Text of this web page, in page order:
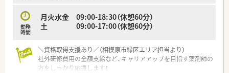
務できる環境が整えられています。
■車通勤も可能となっており、ご自身のライフスタイルに合わせ
た通勤方法を選択できます。
【想定される業務内容】
■外来処方箋の調剤および服薬指導をはじめ、施設在宅を中心と
した訪問服薬管理指導を行います。
勤務
時間
月火水金 09:00-18:30（休憩60分）
土 09:00-17:00（休憩60分）
＼資格取得支援あり／（相模原市緑区エリア担当より）
社外研修費用の全額支給など、キャリアアップを目指す薬剤師の
方をしっかり応援します！